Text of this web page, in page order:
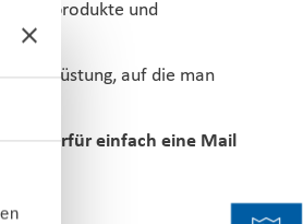
Eigenprodukte und
Ausrüstung, auf die man
hierfür einfach eine Mail